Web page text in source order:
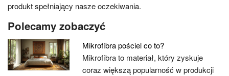
produkt spełniający nasze oczekiwania.
Polecamy zobaczyć
Mikrofibra pościel co to?
Mikrofibra to materiał, który zyskuje
coraz większą popularność w produkcji